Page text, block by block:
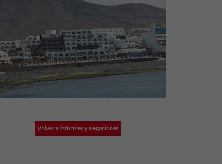
Volver a Informes y alegaciones